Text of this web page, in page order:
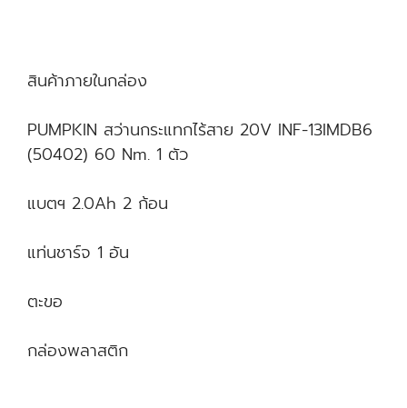
สินค้าภายในกล่อง
PUMPKIN สว่านกระแทกไร้สาย 20V INF-13IMDB6
(50402) 60 Nm. 1 ตัว
แบตฯ 2.0Ah 2 ก้อน
แท่นชาร์จ 1 อัน
ตะขอ
กล่องพลาสติก